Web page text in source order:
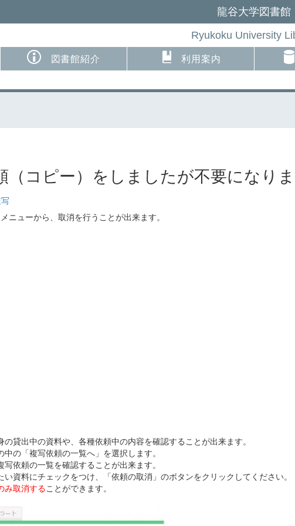
龍谷大学図書館
Ryukoku University
図書館紹介 利用案内
（コピー）をしましたが不要になり
ニューから、取消を行うことが出来ます。
貸出中の資料や、各種依頼中の内容を確認することが出来ます。
の「複写依頼の一覧へ」を選択します。
依頼の一覧を確認することが出来ます。
資料にチェックをつけ、「依頼の取消」のボタンをクリックしてください。
み取消することができます。